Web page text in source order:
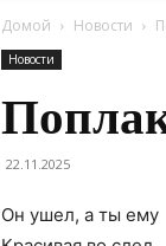
Домой Новости
Новости
22.11.2025
Он ушел, а ты ему